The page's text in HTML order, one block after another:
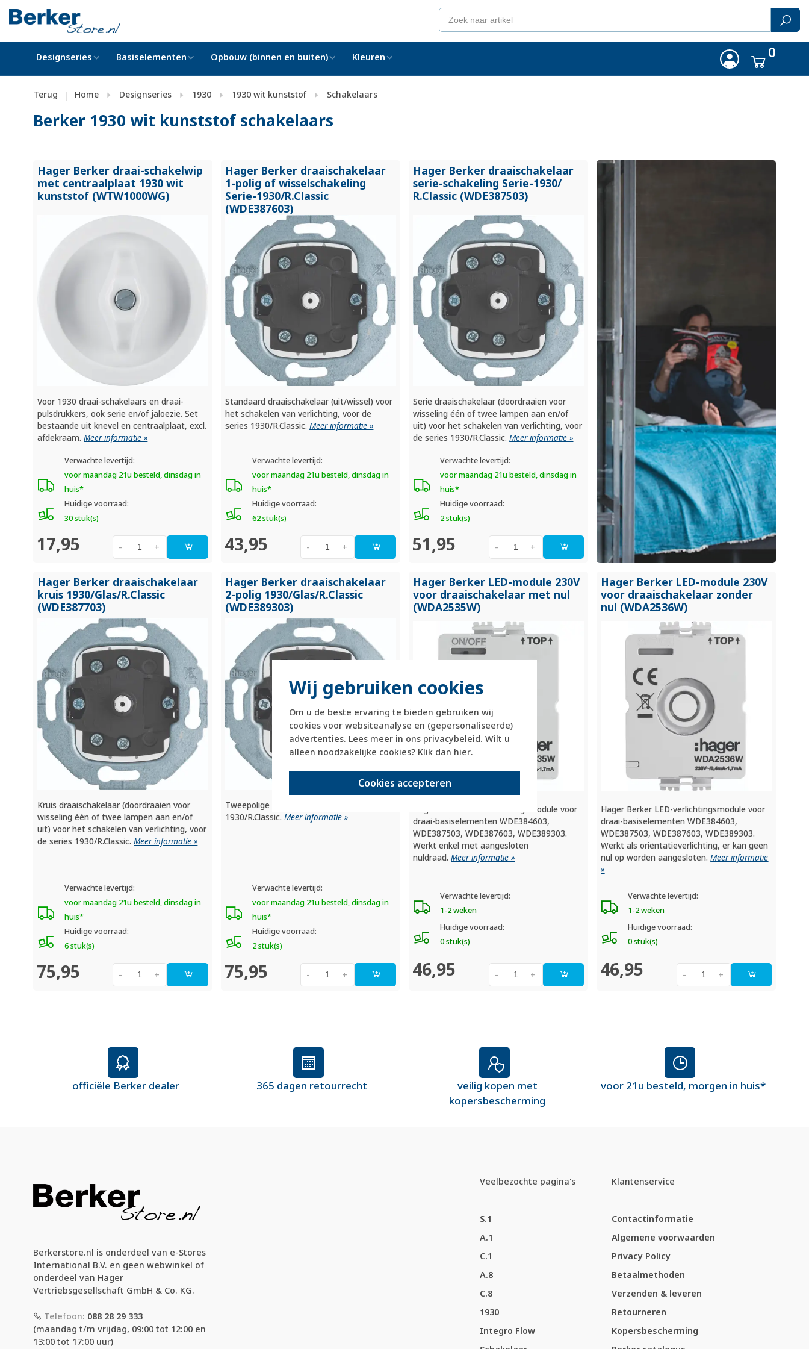
Wij gebruiken cookies
Om u de beste ervaring te bieden gebruiken wij
cookies voor websiteanalyse en (gepersonaliseerde)
advertenties. Lees meer in ons privacybeleid. Wilt u
alleen noodzakelijke cookies? Klik dan hier.
Cookies accepteren
Designseries Basiselementen Opbouw (binnen en buiten) Kleuren 0
Terug | Home Designseries 1930 1930 wit kunststof Schakelaars
Berker 1930 wit kunststof schakelaars
Hager Berker draai-schakelwip
met centraalplaat 1930 wit
kunststof (WTW1000WG)
Voor 1930 draai-schakelaars en draai-
pulsdrukkers, ook serie en/of jaloezie. Set
bestaande uit knevel en centraalplaat, excl.
afdekraam.Meer informatie »
Verwachte levertijd:
voor maandag 21u besteld, dinsdag in
huis*
Huidige voorraad:
30 stuk(s)
17,95 +
-
Hager Berker draaischakelaar
1-polig of wisselschakeling
Serie-1930/R.Classic
(WDE387603)
Standaard draaischakelaar (uit/wissel) voor
het schakelen van verlichting, voor de
series 1930/R.Classic.Meer informatie »
Verwachte levertijd:
voor maandag 21u besteld, dinsdag in
huis*
Huidige voorraad:
62 stuk(s)
43,95 +
-
Hager Berker draaischakelaar
serie-schakeling Serie-1930/
R.Classic (WDE387503)
Serie draaischakelaar (doordraaien voor
wisseling één of twee lampen aan en/of
uit) voor het schakelen van verlichting, voor
de series 1930/R.Classic.Meer informatie »
Verwachte levertijd:
voor maandag 21u besteld, dinsdag in
huis*
Huidige voorraad:
2 stuk(s)
51,95 +
-
Hager Berker draaischakelaar
kruis 1930/Glas/R.Classic
(WDE387703)
Kruis draaischakelaar (doordraaien voor
wisseling één of twee lampen aan en/of
uit) voor het schakelen van verlichting, voor
de series 1930/R.Classic.Meer informatie »
Verwachte levertijd:
voor maandag 21u besteld, dinsdag in
huis*
Huidige voorraad:
6 stuk(s)
75,95 +
-
Hager Berker draaischakelaar
2-polig 1930/Glas/R.Classic
(WDE389303)
Tweepolige draaischakelaar voor de series
1930/R.Classic.Meer informatie »
Verwachte levertijd:
voor maandag 21u besteld, dinsdag in
huis*
Huidige voorraad:
2 stuk(s)
75,95 +
-
Hager Berker LED-module 230V
voor draaischakelaar met nul
(WDA2535W)
Hager Berker LED-verlichtingsmodule voor
draai-basiselementen WDE384603,
WDE387503, WDE387603, WDE389303.
Werkt enkel met aangesloten
nuldraad.Meer informatie »
Verwachte levertijd:
1-2 weken
Huidige voorraad:
0 stuk(s)
46,95 +
-
Hager Berker LED-module 230V
voor draaischakelaar zonder
nul (WDA2536W)
Hager Berker LED-verlichtingsmodule voor
draai-basiselementen WDE384603,
WDE387503, WDE387603, WDE389303.
Werkt als oriëntatieverlichting, er kan geen
nul op worden aangesloten.Meer informatie
»
Verwachte levertijd:
1-2 weken
Huidige voorraad:
0 stuk(s)
46,95 +
-
officiële Berker dealer 365 dagen retourrecht
veilig kopen met
kopersbescherming
voor 21u besteld, morgen in huis*
Berkerstore.nl is onderdeel van e-Stores
International B.V. en geen webwinkel of
onderdeel van Hager
Vertriebsgesellschaft GmbH & Co. KG.
Telefoon: 088 28 29 333
(maandag t/m vrijdag, 09:00 tot 12:00 en
13:00 tot 17:00 uur)
Veelbezochte pagina's
S.1
A.1
C.1
A.8
C.8
1930
Integro Flow
Klantenservice
Contactinformatie
Algemene voorwaarden
Privacy Policy
Betaalmethoden
Verzenden & leveren
Retourneren
Kopersbescherming